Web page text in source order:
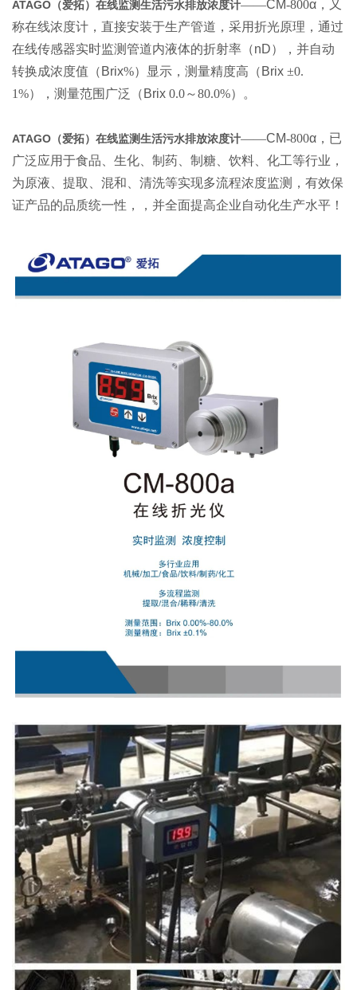
ATAGO（爱拓）在线监测生活污水排放浓度计——CM-800α ，又
称在线浓度计，直接安装于生产管道，采用折光原理，通过
在线传感器实时监测管道内液体的折射率（nD），并自动
转换成浓度值（ Brix%）显示，测量精度高（ Brix ±0.
1%），测量范围广泛（ Brix 0.0～80.0%）。
ATAGO（爱拓）在线监测生活污水排放浓度计——CM-800α ，已
广泛应用于食品、生化、制药、制糖、饮料、化工等行业，
为原液、提取、混和、清洗等实现多流程浓度监测，有效保
证产品的品质统一性，，并全面提高企业自动化生产水平！